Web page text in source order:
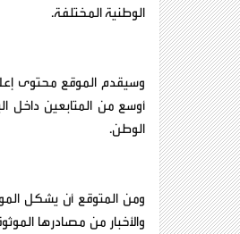
الوطنية المختلفة.
وسيقدم الموقع محتوى
أوسع من المتابعين داخل
الوطن.
ومن المتوقع أن يشكل
والأخبار من مصادرها